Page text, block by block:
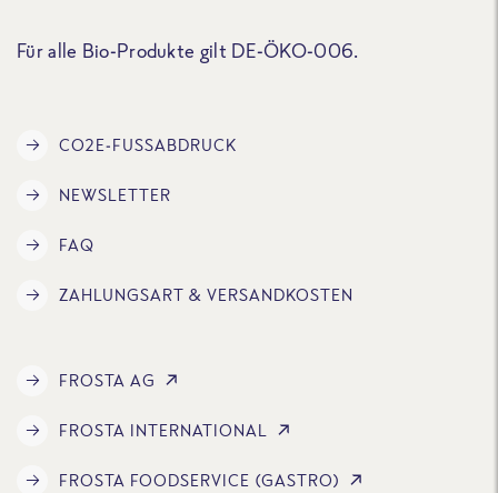
Für alle Bio-Produkte gilt DE-ÖKO-006.
CO2E-FUSSABDRUCK
NEWSLETTER
FAQ
ZAHLUNGSART & VERSANDKOSTEN
FROSTA AG
FROSTA INTERNATIONAL
FROSTA FOODSERVICE (GASTRO)